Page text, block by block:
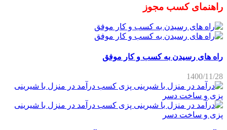
راهنمای کسب مجوز
راه های رسیدن به کسب و کار موفق
1400/11/28